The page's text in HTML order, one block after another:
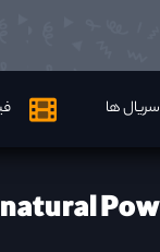
سریال ها